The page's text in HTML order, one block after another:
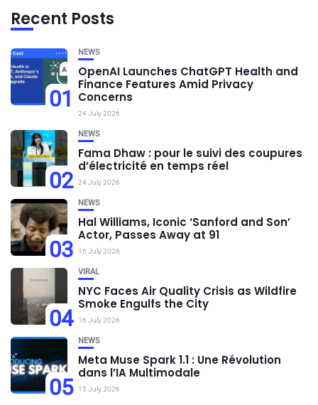
Recent Posts
01
NEWS
OpenAI Launches ChatGPT Health and
Finance Features Amid Privacy
Concerns
24 July 2026
02
NEWS
Fama Dhaw : pour le suivi des coupures
d’électricité en temps réel
24 July 2026
03
NEWS
Hal Williams, Iconic ‘Sanford and Son’
Actor, Passes Away at 91
16 July 2026
04
VIRAL
NYC Faces Air Quality Crisis as Wildfire
Smoke Engulfs the City
16 July 2026
05
NEWS
Meta Muse Spark 1.1 : Une Révolution
dans l’IA Multimodale
15 July 2026